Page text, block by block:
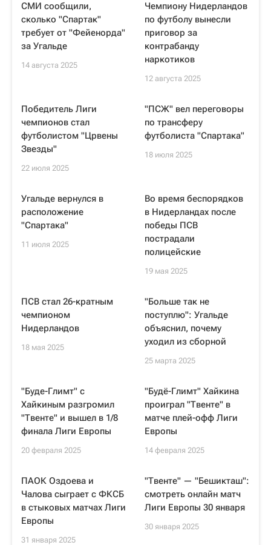
СМИ сообщили,
сколько "Спартак"
требует от "Фейенорда"
за Угальде
14 августа 2025
Чемпиону Нидерландов
по футболу вынесли
приговор за
контрабанду
наркотиков
12 августа 2025
Победитель Лиги
чемпионов стал
футболистом "Црвены
Звезды"
22 июля 2025
"ПСЖ" вел переговоры
по трансферу
футболиста "Спартака"
18 июля 2025
Угальде вернулся в
расположение
"Спартака"
11 июля 2025
Во время беспорядков
в Нидерландах после
победы ПСВ
пострадали
полицейские
19 мая 2025
ПСВ стал 26-кратным
чемпионом
Нидерландов
18 мая 2025
"Больше так не
поступлю": Угальде
объяснил, почему
уходил из сборной
25 марта 2025
"Буде-Глимт" с
Хайкиным разгромил
"Твенте" и вышел в 1/8
финала Лиги Европы
20 февраля 2025
"Будё-Глимт" Хайкина
проиграл "Твенте" в
матче плей-офф Лиги
Европы
14 февраля 2025
ПАОК Оздоева и
Чалова сыграет с ФКСБ
в стыковых матчах Лиги
Европы
31 января 2025
"Твенте" — "Бешикташ":
смотреть онлайн матч
Лиги Европы 30 января
30 января 2025